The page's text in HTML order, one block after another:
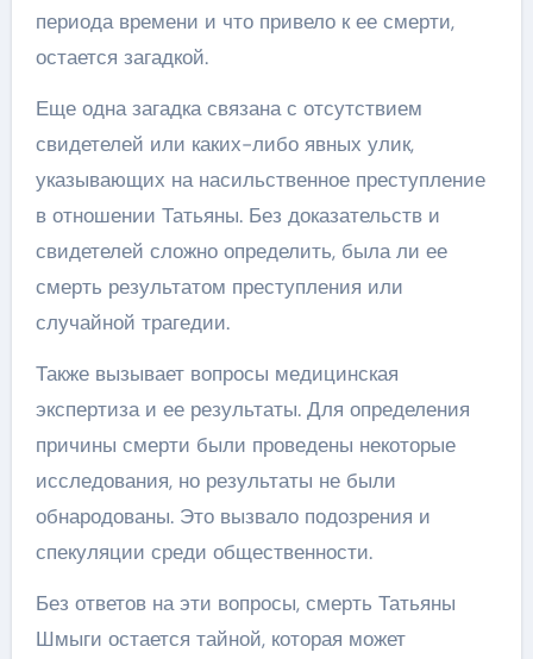
периода времени и что привело к ее смерти,
остается загадкой.
Еще одна загадка связана с отсутствием
свидетелей или каких-либо явных улик,
указывающих на насильственное преступление
в отношении Татьяны. Без доказательств и
свидетелей сложно определить, была ли ее
смерть результатом преступления или
случайной трагедии.
Также вызывает вопросы медицинская
экспертиза и ее результаты. Для определения
причины смерти были проведены некоторые
исследования, но результаты не были
обнародованы. Это вызвало подозрения и
спекуляции среди общественности.
Без ответов на эти вопросы, смерть Татьяны
Шмыги остается тайной, которая может